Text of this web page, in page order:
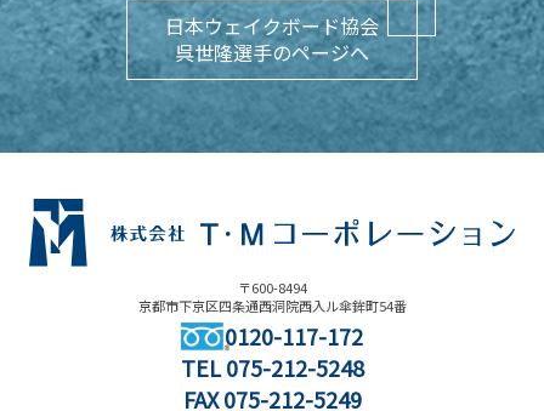
日本ウェイクボード協会
呉世隆選手のページへ
〒600-8494
京都市下京区四条通西洞院西入ル傘鉾町54番
0120-117-172
TEL075-212-5248
FAX 075-212-5249